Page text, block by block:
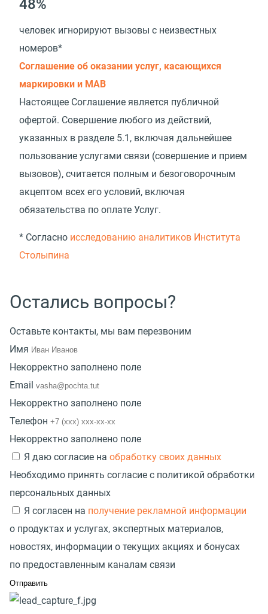
48%
человек игнорируют вызовы с неизвестных
номеров*
Соглашение об оказании услуг, касающихся
маркировки и МАВ
Настоящее Соглашение является публичной
офертой. Совершение любого из действий,
указанных в разделе 5.1, включая дальнейшее
пользование услугами связи (совершение и прием
вызовов), считается полным и безоговорочным
акцептом всех его условий, включая
обязательства по оплате Услуг.
* Согласно исследованию аналитиков Института
Столыпина
Остались вопросы?
Оставьте контакты, мы вам перезвоним
Имя
Некорректно заполнено поле
Email
Некорректно заполнено поле
Телефон
Некорректно заполнено поле
Я даю согласие на обработку своих данных
Необходимо принять согласие с политикой обработки
персональных данных
Я согласен на получение рекламной информации
о продуктах и услугах, экспертных материалов,
новостях, информации о текущих акциях и бонусах
по предоставленным каналам связи